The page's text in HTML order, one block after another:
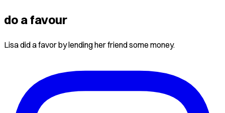
do a favour
Lisa did a favor by lending her friend some money.